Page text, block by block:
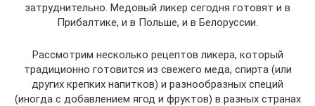
затруднительно. Медовый ликер сегодня готовят и в
Прибалтике, и в Польше, и в Белоруссии.
Рассмотрим несколько рецептов ликера, который
традиционно готовится из свежего меда, спирта (или
других крепких напитков) и разнообразных специй
(иногда с добавлением ягод и фруктов) в разных странах